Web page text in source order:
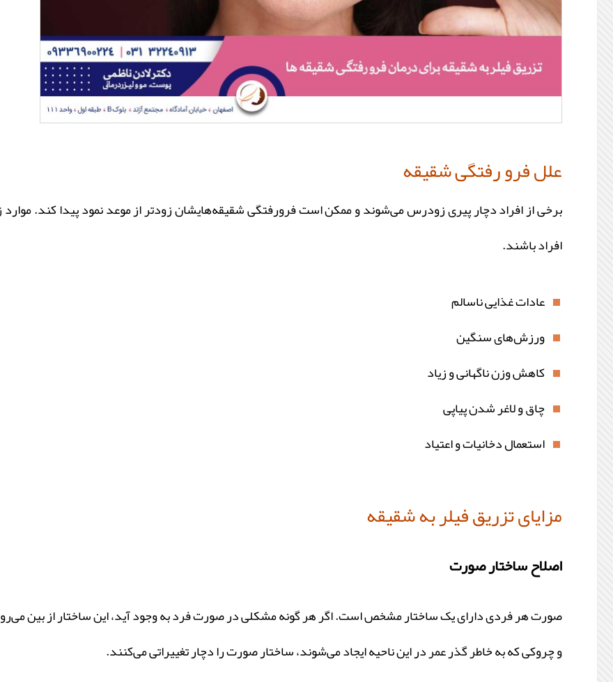
علل فرو رفتگی شقیقه
برخی از افراد دچار پیری زودرس می‌شوند و ممکن است فرورفتگی شقیقه‌هایشان زودتر از موعد نمود پیدا کند.
افراد باشند.
عادات غذایی ناسالم
ورزش‌های سنگین
کاهش وزن ناگهانی و زیاد
چاق و لاغر شدن پیاپی
استعمال دخانیات و اعتیاد
مزایای تزریق فیلر به شقیقه
اصلاح ساختار صورت
صورت هر فردی دارای یک ساختار مشخص است. اگر هر گونه مشکلی در صورت فرد به وجود آید، این ساختار از بین
و چروکی که به خاطر گذر عمر در این ناحیه ایجاد می‌شوند، ساختار صورت را دچار تغییراتی می‌کنند.